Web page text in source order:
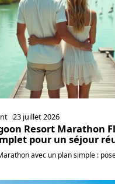
23 juillet 2026
Resort Marathon
pour un séjour
avec un plan simple :